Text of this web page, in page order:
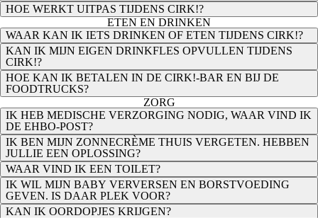
HOE WERKT UITPAS TIJDENS CIRK!?
ETEN EN DRINKEN
WAAR KAN IK IETS DRINKEN OF ETEN TIJDENS CIRK!?
KAN IK MIJN EIGEN DRINKFLES OPVULLEN TIJDENS
CIRK!?
HOE KAN IK BETALEN IN DE CIRK!-BAR EN BIJ DE
FOODTRUCKS?
ZORG
IK HEB MEDISCHE VERZORGING NODIG, WAAR VIND IK
DE EHBO-POST?
IK BEN MIJN ZONNECRÈME THUIS VERGETEN. HEBBEN
JULLIE EEN OPLOSSING?
WAAR VIND IK EEN TOILET?
IK WIL MIJN BABY VERVERSEN EN BORSTVOEDING
GEVEN. IS DAAR PLEK VOOR?
KAN IK OORDOPJES KRIJGEN?